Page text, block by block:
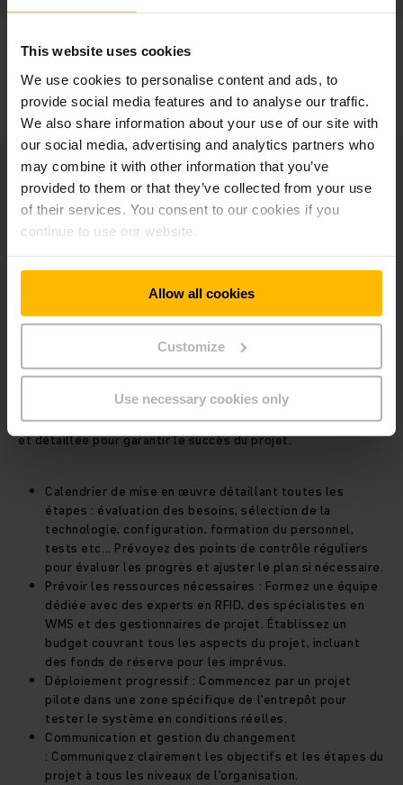
This website uses cookies
We use cookies to personalise content and ads, to
provide social media features and to analyse our traffic.
We also share information about your use of our site with
our social media, advertising and analytics partners who
may combine it with other information that you’ve
provided to them or that they’ve collected from your use
of their services. You consent to our cookies if you
continue to use our website.
Allow all cookies
Customize
Use necessary cookies only
Choisir entre lesétiquettes RFID passives et actives
haute ou ultra-haute fréquence)
Sélectionner leslecteurs et lesantennes adéquats.
Chaque type de technologie RFID offre des avantages
spécifiques en termes de portée de lecture, de coût et de
durabilité. Il est important de choisir une technologie qui
correspond aux exigences opérationnelles de l'entrepôt
suivre, etc…)
Etape 3 : Planification de l’implémentation
La planification de l'implémentation de l'intégration RFID-
WMS est une étape cruciale pour assurer une transition en
douceur et minimiser les interruptions des opérations
courantes. Cette phase doit être méticuleusement préparée
et détaillée pour garantir le succès du projet.
Calendrier de mise en œuvre détaillant toutes les
étapes : évaluation des besoins, sélection de la
technologie, configuration, formation du personnel,
tests etc... Prévoyez des points de contrôle réguliers
pour évaluer les progrès et ajuster le plan si nécessaire.
Prévoir les ressources nécessaires : Formez une équipe
dédiée avec des experts en RFID, des spécialistes en
WMS et des gestionnaires de projet. Établissez un
budget couvrant tous les aspects du projet, incluant
des fonds de réserve pour les imprévus.
Déploiement progressif : Commencez par un projet
pilote dans une zone spécifique de l'entrepôt pour
tester le système en conditions réelles.
Communication et gestion du changement
: Communiquez clairement les objectifs et les étapes du
projet à tous les niveaux de l'organisation.